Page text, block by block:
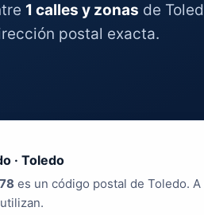
1 calles y zonas de
postal exacta.
· Toledo
es un código postal de Toledo.